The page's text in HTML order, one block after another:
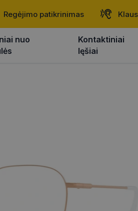
Regėjimo patikrinimas
nuo
Kontaktiniai
lęšiai